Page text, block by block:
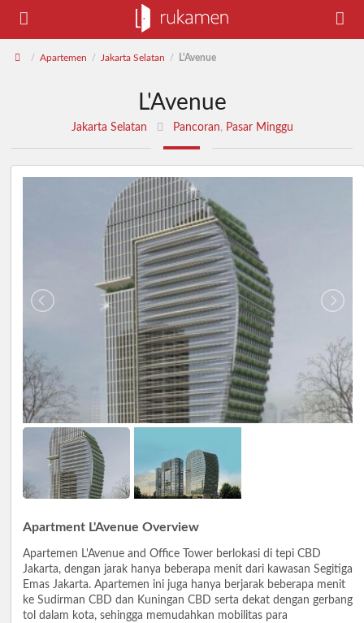
/ Apartemen / Jakarta Selatan / L'Avenue
L'Avenue
Jakarta Selatan Pancoran, Pasar Minggu
Apartment L'Avenue Overview
Apartemen L'Avenue and Office Tower berlokasi di tepi CBD
Jakarta, dengan jarak hanya beberapa menit dari kawasan Segitiga
Emas Jakarta. Apartemen ini juga hanya berjarak beberapa menit
ke Sudirman CBD dan Kuningan CBD serta dekat dengan gerbang
tol dalam kota, sehingga memudahkan mobilitas para